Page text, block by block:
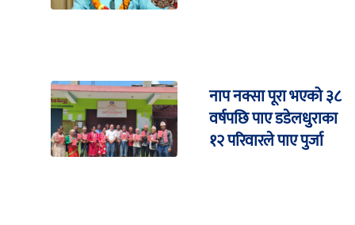
नाप नक्सा पूरा भएको ३८
वर्षपछि पाए डडेलधुराका
१२ परिवारले पाए पुर्जा